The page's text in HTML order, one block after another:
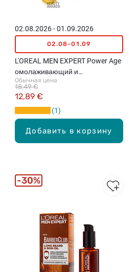
Добавить в корзину
02.08.2026 - 01.09.2026
02.08-01.09
L'OREAL MEN EXPERT Power Age
омолаживающий и
увлажняющий крем для лица,
50мл
Обычная цена
12,89 €
18,49 €
1
30%